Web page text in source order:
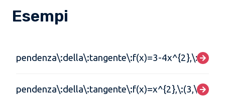
Esempi
pendenza\:della\:tangente\:f(x)=3-4x^{2},\:x=5
pendenza\:della\:tangente\:f(x)=x^{2},\:(3,\:9)